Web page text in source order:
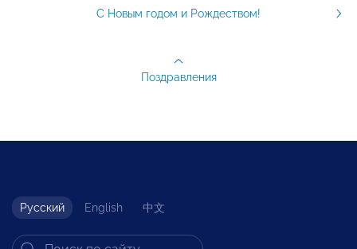
С Новым годом и Рождеством!
Поздравления
Русский English 中文